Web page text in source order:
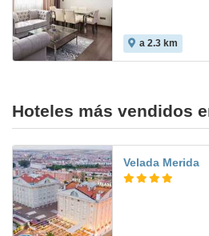
a 2.3 km
Hoteles más vendidos
Velada Merida